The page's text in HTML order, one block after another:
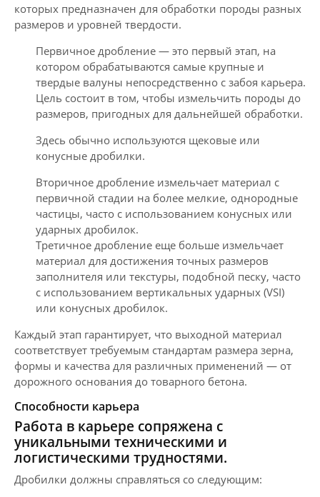
которых предназначен для обработки породы разных
размеров и уровней твердости.
Первичное дробление — это первый этап, на
котором обрабатываются самые крупные и
твердые валуны непосредственно с забоя карьера.
Цель состоит в том, чтобы измельчить породы до
размеров, пригодных для дальнейшей обработки.
Здесь обычно используются щековые или
конусные дробилки.
Вторичное дробление измельчает материал с
первичной стадии на более мелкие, однородные
частицы, часто с использованием конусных или
ударных дробилок.
Третичное дробление еще больше измельчает
материал для достижения точных размеров
заполнителя или текстуры, подобной песку, часто
с использованием вертикальных ударных (VSI)
или конусных дробилок.
Каждый этап гарантирует, что выходной материал
соответствует требуемым стандартам размера зерна,
формы и качества для различных применений — от
дорожного основания до товарного бетона.
Способности карьера
Работа в карьере сопряжена с
уникальными техническими и
логистическими трудностями.
Дробилки должны справляться со следующим: